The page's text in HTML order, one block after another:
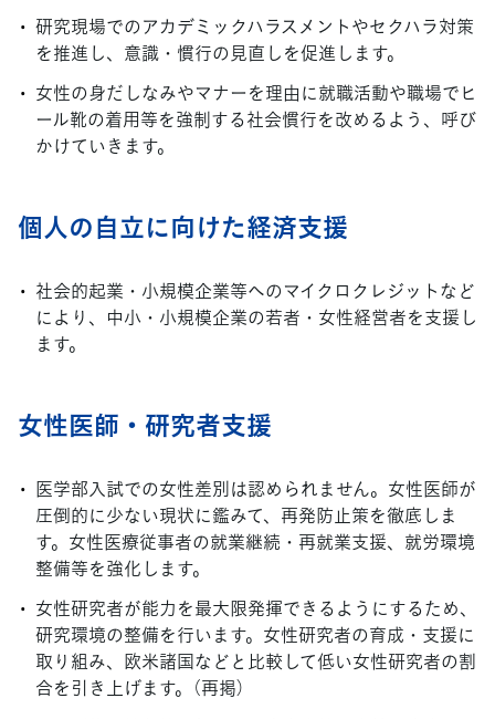
研究現場でのアカデミックハラスメントやセクハラ対策
を推進し、意識・慣行の見直しを促進します。
女性の身だしなみやマナーを理由に就職活動や職場でヒ
ール靴の着用等を強制する社会慣行を改めるよう、呼び
かけていきます。
個人の自立に向けた経済支援
社会的起業・小規模企業等へのマイクロクレジットなど
により、中小・小規模企業の若者・女性経営者を支援し
ます。
女性医師・研究者支援
医学部入試での女性差別は認められません。女性医師が
圧倒的に少ない現状に鑑みて、再発防止策を徹底しま
す。女性医療従事者の就業継続・再就業支援、就労環境
整備等を強化します。
女性研究者が能力を最大限発揮できるようにするため、
研究環境の整備を行います。女性研究者の育成・支援に
取り組み、欧米諸国などと比較して低い女性研究者の割
合を引き上げます。（再掲）